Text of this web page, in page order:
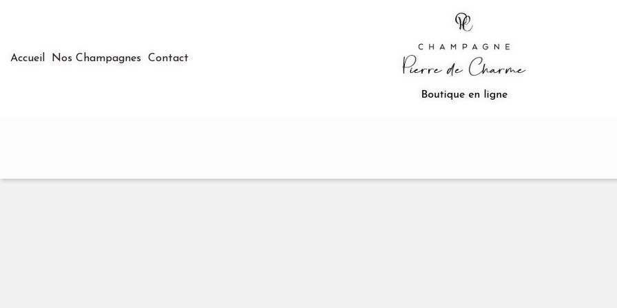
Accueil Nos Champagnes Contact
Accueil Nos Champagnes Contact